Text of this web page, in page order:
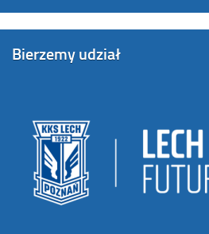
Bierzemy udział